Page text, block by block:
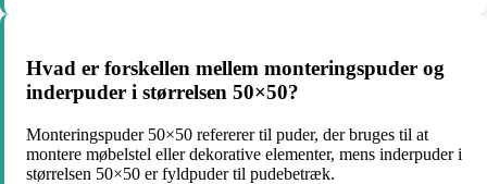
Hvad er forskellen mellem monteringspuder og
inderpuder i størrelsen 50×50?
Monteringspuder 50×50 refererer til puder, der bruges til at
montere møbelstel eller dekorative elementer, mens inderpuder i
størrelsen 50×50 er fyldpuder til pudebetræk.